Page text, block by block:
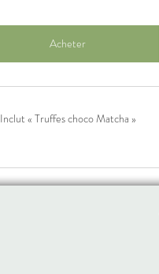
Acheter
Inclut « Truffes choco Matcha »